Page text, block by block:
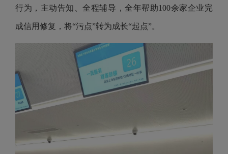
行为，主动告知、全程辅导，全年帮助100余家企业完
成信用修复，将“污点”转为成长“起点”。